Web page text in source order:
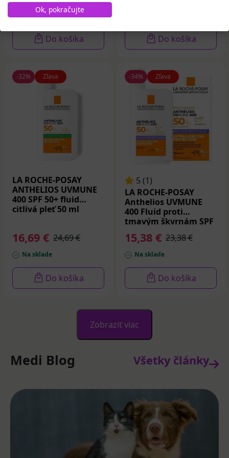
Na sklade
Do košíka Do košíka
-32% Zľava
LA ROCHE-POSAY
ANTHELIOS UVMUNE
400 SPF 50+ fluid
citlivá pleť 50 ml
16,69 € 24,69 €
Na sklade
Do košíka
-34% Zľava
5 (1)
LA ROCHE-POSAY
Anthelios UVMUNE
400 Fluid proti
tmavým škvrnám SPF
15,38 € 23,38 €
Na sklade
Do košíka
Zobraziť viac
Medi Blog Všetky články
Ok, pokračujte